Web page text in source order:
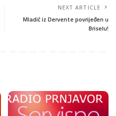
NEXT ARTICLE
Mladić iz Dervente povrijeđen u
Briselu!